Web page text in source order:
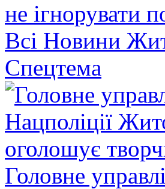
не ігнорувати
Всі Новини
Спецтема
Головне